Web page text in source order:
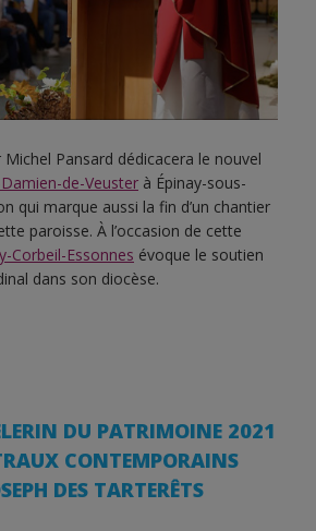
Pansard dédicacera le nouvel
de-Veuster à Épinay-sous-
qui marque aussi la fin d’un chantier
paroisse. À l’occasion de cette
Corbeil-Essonnes évoque le soutien
dans son diocèse.
DU PATRIMOINE 2021
CONTEMPORAINS
DES TARTERÊTS